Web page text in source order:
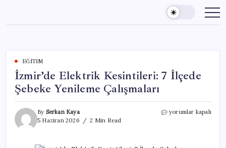
content
EĞITIM
İzmir’de Elektrik Kesintileri: 7 İlçede
Şebeke Yenileme Çalışmaları
By Serkan Kaya
5 Haziran 2026
2 Min Read
İzmir’de
İlçede
yorumlar kapalı